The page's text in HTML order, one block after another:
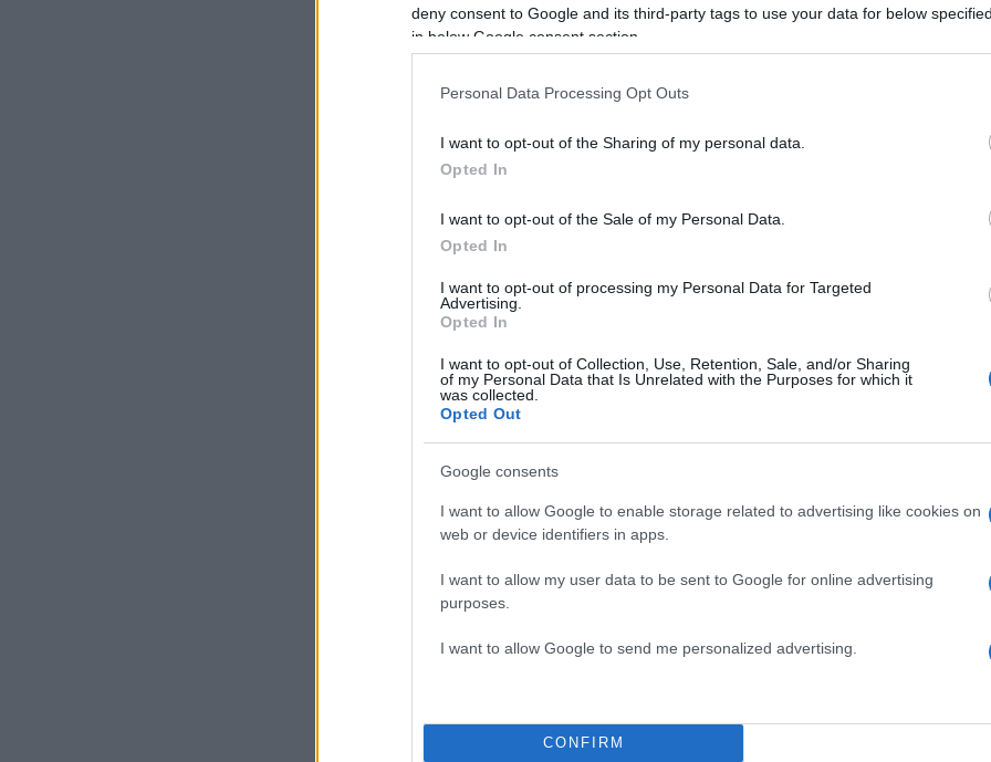
deny consent to Google and its third-party tags to use your data for below
in below Google consent section.
Personal Data Processing Opt Outs
I want to opt-out of the Sharing of my personal data.
Opted In
I want to opt-out of the Sale of my Personal Data.
Opted In
I want to opt-out of processing my Personal Data for Targeted
Advertising.
Opted In
I want to opt-out of Collection, Use, Retention, Sale, and/or Sharing
of my Personal Data that Is Unrelated with the Purposes for which it
was collected.
Opted Out
Google consents
I want to allow Google to enable storage related to advertising like cookies on
web or device identifiers in apps.
I want to allow my user data to be sent to Google for online advertising
purposes.
I want to allow Google to send me personalized advertising.
CONFIRM